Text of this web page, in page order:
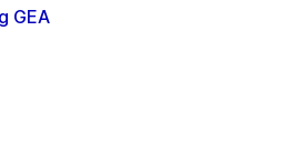
GEA